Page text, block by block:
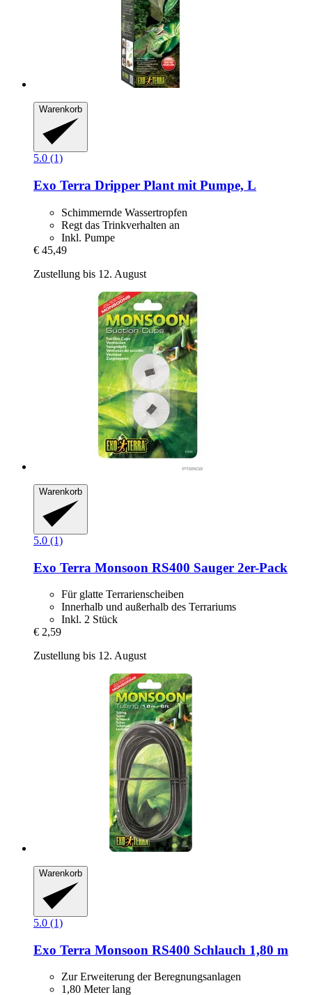
Warenkorb
5.0 (1)
Exo Terra Dripper Plant mit Pumpe, L
Schimmernde Wassertropfen
Regt das Trinkverhalten an
Inkl. Pumpe
€ 45,49
Zustellung bis 12. August
Warenkorb
5.0 (1)
Exo Terra Monsoon RS400 Sauger 2er-​Pack
Für glatte Terrarienscheiben
Innerhalb und außerhalb des Terrariums
Inkl. 2 Stück
€ 2,59
Zustellung bis 12. August
Warenkorb
5.0 (1)
Exo Terra Monsoon RS400 Schlauch 1,80 m
Zur Erweiterung der Beregnungsanlagen
1,80 Meter lang